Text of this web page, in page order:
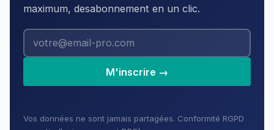
maximum, desabonnement en un clic.
M'inscrire →
Vos données ne sont jamais partagées. Conformité RGPD